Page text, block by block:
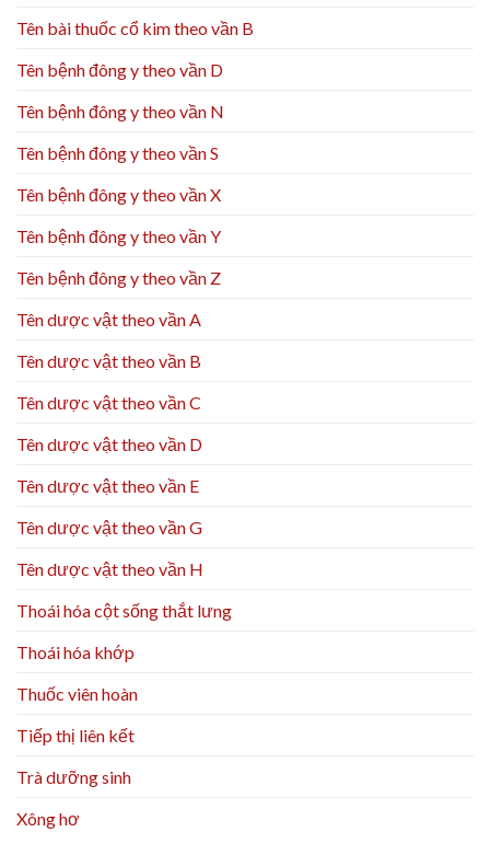
Tên bài thuốc cổ kim theo vần B
Tên bệnh đông y theo vần D
Tên bệnh đông y theo vần N
Tên bệnh đông y theo vần S
Tên bệnh đông y theo vần X
Tên bệnh đông y theo vần Y
Tên bệnh đông y theo vần Z
Tên dược vật theo vần A
Tên dược vật theo vần B
Tên dược vật theo vần C
Tên dược vật theo vần D
Tên dược vật theo vần E
Tên dược vật theo vần G
Tên dược vật theo vần H
Thoái hóa cột sống thắt lưng
Thoái hóa khớp
Thuốc viên hoàn
Tiếp thị liên kết
Trà dưỡng sinh
Xông hơ